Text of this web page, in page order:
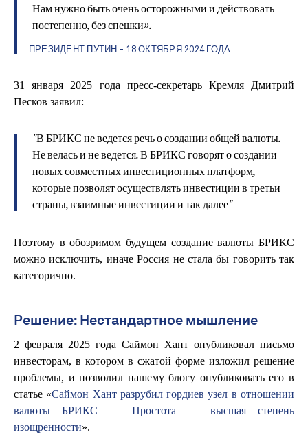
Нам нужно быть очень осторожными и действовать
постепенно, без спешки».
ПРЕЗИДЕНТ ПУТИН - 18 ОКТЯБРЯ 2024 ГОДА
31 января 2025 года пресс-секретарь Кремля Дмитрий
Песков заявил:
"В БРИКС не ведется речь о создании общей валюты.
Не велась и не ведется. В БРИКС говорят о создании
новых совместных инвестиционных платформ,
которые позволят осуществлять инвестиции в третьи
страны, взаимные инвестиции и так далее"
Поэтому в обозримом будущем создание валюты БРИКС
можно исключить, иначе Россия не стала бы говорить так
категорично.
Решение: Нестандартное мышление
2 февраля 2025 года Саймон Хант опубликовал письмо
инвесторам, в котором в сжатой форме изложил решение
проблемы, и позволил нашему блогу опубликовать его в
статье «Саймон Хант разрубил гордиев узел в отношении
валюты БРИКС — Простота — высшая степень
изощренности».